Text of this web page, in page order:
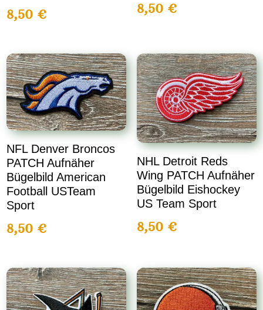
8,50 € 8,50 €
NFL Denver Broncos
PATCH Aufnäher
Bügelbild American
Football USTeam
Sport
8,50 €
NHL Detroit Reds
Wing PATCH Aufnäher
Bügelbild Eishockey
US Team Sport
8,50 €